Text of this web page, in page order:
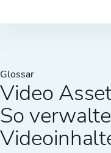
Glossar
Video
So